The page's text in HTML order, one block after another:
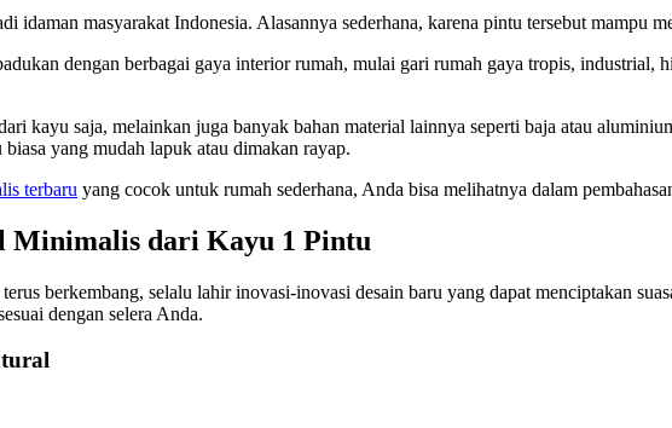
idaman masyarakat Indonesia. Alasannya sederhana, karena pintu tersebut mampu
dengan berbagai gaya interior rumah, mulai gari rumah gaya tropis, industrial,
kayu saja, melainkan juga banyak bahan material lainnya seperti baja atau
yang mudah lapuk atau dimakan rayap.
terbaru yang cocok untuk rumah sederhana, Anda bisa melihatnya dalam
Minimalis dari Kayu 1 Pintu
berkembang, selalu lahir inovasi-inovasi desain baru yang dapat menciptakan
dengan selera Anda.